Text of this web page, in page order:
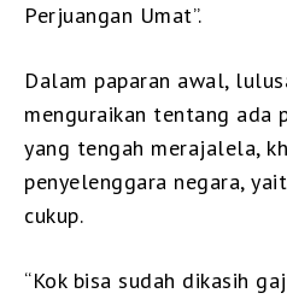
Perjuangan Umat”.
Dalam paparan awal,
menguraikan tentang ada
yang tengah merajalela,
penyelenggara negara,
cukup.
“Kok bisa sudah dikasih